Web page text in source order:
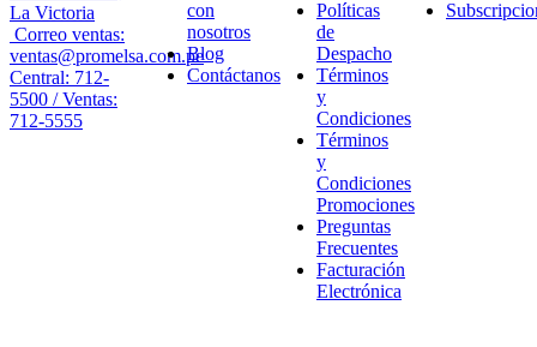
La Victoria
Correo ventas:
ventas@promelsa.com.pe
Central: 712-
5500 / Ventas:
712-5555
con
nosotros
Blog
Contáctanos
Políticas
de
Despacho
Términos
y
Condiciones
Términos
y
Condiciones
Promociones
Preguntas
Frecuentes
Facturación
Electrónica